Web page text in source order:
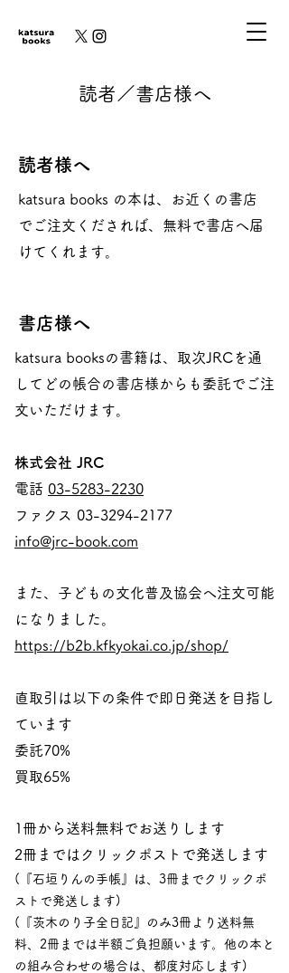
​読者／書店様へ
読者様へ
katsura books の本は、お近くの書店
でご注文くだされば、無料で書店へ届
けてくれます。
書店様へ
katsura booksの書籍は、取次JRCを通
してどの帳合の書店様からも委託でご注
文いただけます。
株式会社 JRC
電話 03-5283-2230
ファクス 03-3294-2177
info@jrc-book.com
また、子どもの文化普及協会へ注文可能
になりました。
https://b2b.kfkyokai.co.jp/shop/
直取引は以下の条件で即日発送を目指し
ています
委託70%
買取65%
1冊から送料無料でお送りします
​2冊まではクリックポストで発送します
(『石垣りんの手帳』は、3冊までクリックポ
ストで発送します)
(『茨木のり子全日記』のみ3冊より送料無
料、2冊までは半額ご負担願います。他の本と
の組み合わせの場合は、都度対応します)